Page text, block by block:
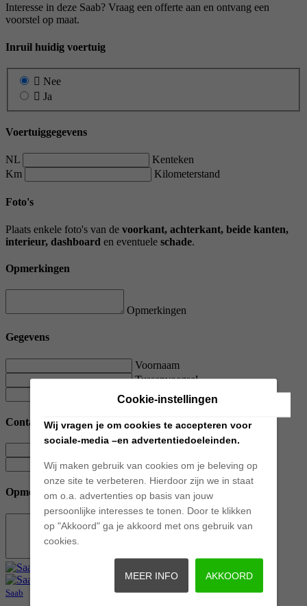
Interesse in deze Saab? Vraag een offerte aan en ontvang een
voorstel op maat.
Inruil huidig voertuig
Nee
Ja
Voertuiggegevens
NL
Kenteken
Km
Kilometerstand
Foto's
Plaats enkele foto's van de voorkant, achterkant, beide kanten,
interieur, dashboard en eventuele schade.
Opmerkingen
Opmerkingen
Gegevens
Voornaam
Tussenvoegsel
Achternaam
Contact
Telefoonnummer
Opmerkingen
Saab
Cookie-instellingen
Wij vragen je om cookies te accepteren voor
sociale-media –en advertentiedoeleinden.
Wij maken gebruik van cookies om je beleving op
onze site te verbeteren. Hierdoor zijn we in staat
om o.a. advertenties op basis van jouw
persoonlijke interesses te tonen. Door te klikken
op "Akkoord" ga je akkoord met ons gebruik van
cookies.
AKKOORD
MEER INFO